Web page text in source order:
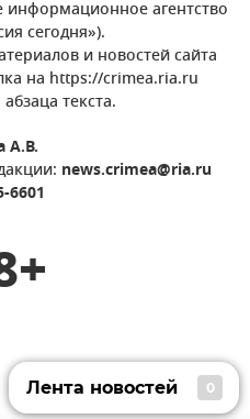
агентство
сегодня»).
и новостей сайта
на https://crimea.ria.ru
текста.
А.В.
news.crimea@ria.ru
6601
Лента новостей 0